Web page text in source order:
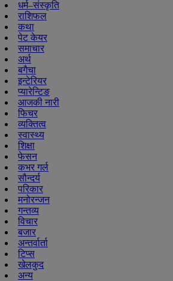
धर्म–संस्कृति
राशिफल
कथा
पेट केयर
समाचार
अर्थ
बगैचा
इन्टेरियर
प्यारेन्टिङ
आजकी नारी
फिचर
व्यक्तित्व
स्वास्थ्य
शिक्षा
फेसन
कभर गर्ल
सौन्दर्य
परिकार
मनोरन्जन
गन्तव्य
विचार
बजार
अन्तर्वार्ता
टिप्स
खेलकुद
अन्य